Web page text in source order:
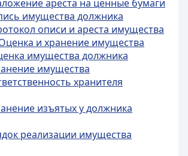
ареста на ценные бумаги
имущества должника
описи и ареста имущества
и хранение имущества
имущества должника
имущества
хранителя
изъятых у должника
реализации имущества